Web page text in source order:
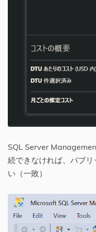
SQL Server
続できなければ、パブ
い（一敗）